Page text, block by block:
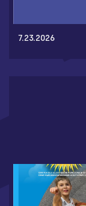
Marketing -
7.23.2026